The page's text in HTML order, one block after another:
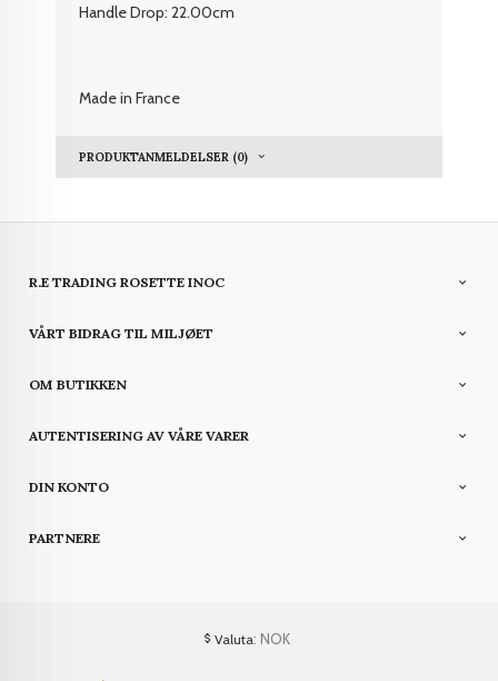
Handle Drop: 22.00cm
Made in France
PRODUKTANMELDELSER (0)
R.E TRADING ROSETTE INOC
VÅRT BIDRAG TIL MILJØET
OM BUTIKKEN
AUTENTISERING AV VÅRE VARER
DIN KONTO
PARTNERE
Valuta: NOK